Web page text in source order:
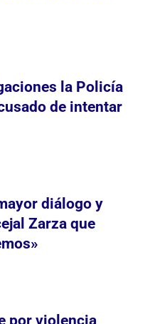
la Policía
de intentar
diálogo y
Zarza que
por violencia